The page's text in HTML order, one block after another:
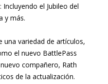
Incluyendo el Jubileo del
y más.
una variedad de artículos,
el nuevo BattlePass
compañero, Rath
de la actualización.